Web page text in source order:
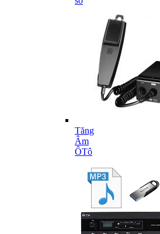
Tăng
Âm
ÔTô